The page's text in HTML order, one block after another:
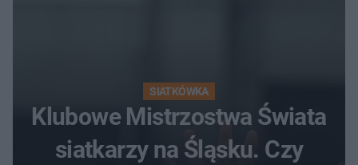
SIATKÓWKA
Klubowe Mistrzostwa Świata
siatkarzy na Śląsku. Czy